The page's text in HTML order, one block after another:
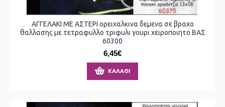
ΑΓΓΕΛΑΚΙ ΜΕ ΑΣΤΕΡΙ ορειχαλκινα δεμενα σε βραχο
θαλλασης με τετραφυλλο τριφυλι γουρι χειροποιητο ΒΑΣ
60300
6,45€
ΚΑΛΆΘΙ